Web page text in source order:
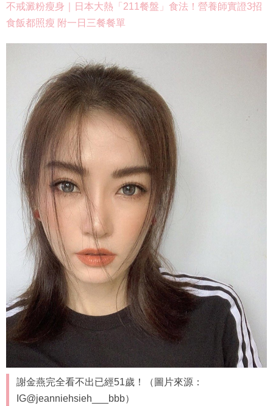
不戒澱粉瘦身｜日本大熱「211餐盤」食法！營養師實證3招
食飯都照瘦 附一日三餐餐單
謝金燕完全看不出已經51歲！（圖片來源：
IG@jeanniehsieh___bbb）